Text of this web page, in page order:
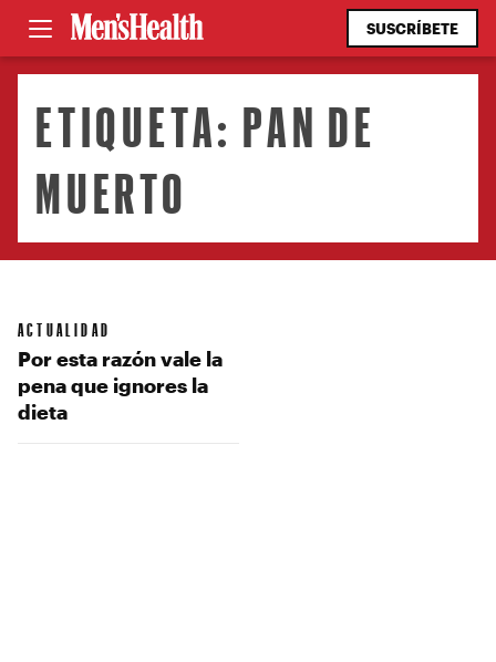
SUSCRÍBETE
ETIQUETA: PAN DE
MUERTO
ACTUALIDAD
Por esta razón vale la
pena que ignores la
dieta